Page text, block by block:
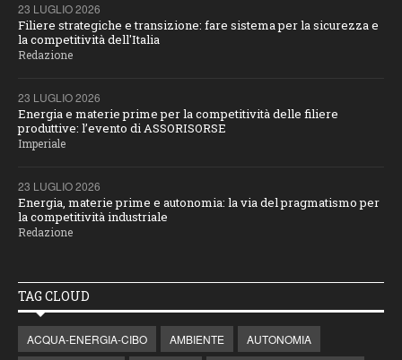
23 LUGLIO 2026
Filiere strategiche e transizione: fare sistema per la sicurezza e
la competitività dell'Italia
Redazione
23 LUGLIO 2026
Energia e materie prime per la competitività delle filiere
produttive: l’evento di ASSORISORSE
Imperiale
23 LUGLIO 2026
Energia, materie prime e autonomia: la via del pragmatismo per
la competitività industriale
Redazione
TAG CLOUD
ACQUA-ENERGIA-CIBO AMBIENTE
AUTONOMIA